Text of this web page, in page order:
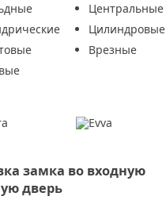
Центральные
Цилиндровые
Врезные
замка во входную
дверь